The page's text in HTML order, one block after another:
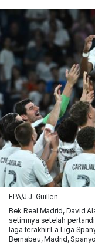
EPA/J.J. Guillen
Bek Real Madrid, David
setimnya setelah
laga terakhir La Liga
Bernabeu, Madrid,